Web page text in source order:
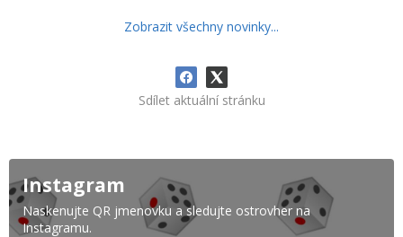
Zobrazit všechny novinky...
Sdílet aktuální stránku
Instagram
Naskenujte QR jmenovku a sledujte ostrovher na
Instagramu.